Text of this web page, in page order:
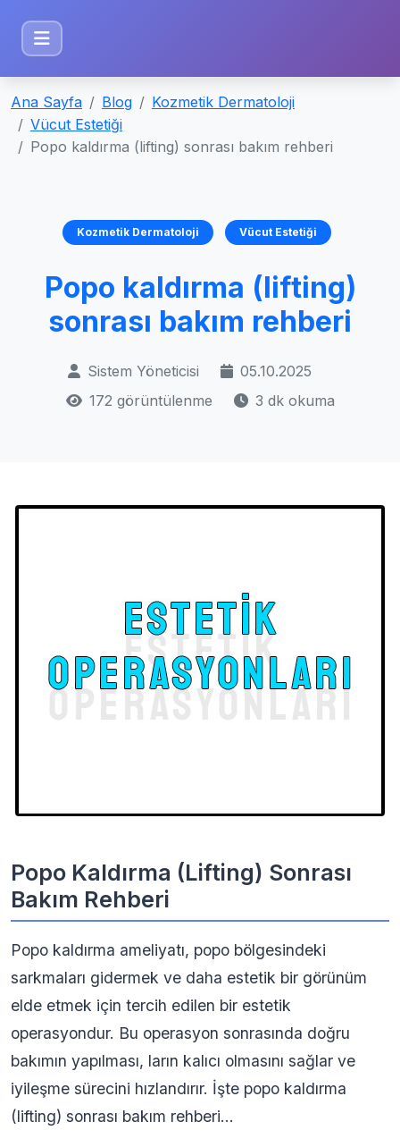
Ana Sayfa Blog
Kozmetik Dermatoloji
Vücut Estetiği
Popo kaldırma (lifting) sonrası bakım rehberi
Kozmetik Dermatoloji Vücut Estetiği
Popo kaldırma (lifting)
sonrası bakım rehberi
Sistem Yöneticisi
05.10.2025
172 görüntülenme
3 dk okuma
Popo Kaldırma (Lifting) Sonrası
Bakım Rehberi
Popo kaldırma ameliyatı, popo bölgesindeki
sarkmaları gidermek ve daha estetik bir görünüm
elde etmek için tercih edilen bir estetik
operasyondur. Bu operasyon sonrasında doğru
bakımın yapılması, ların kalıcı olmasını sağlar ve
iyileşme sürecini hızlandırır. İşte popo kaldırma
(lifting) sonrası bakım rehberi...